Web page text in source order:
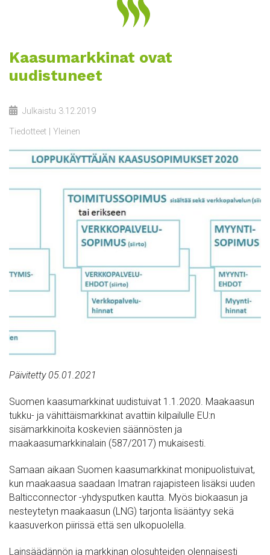
Kaasumarkkinat ovat
uudistuneet
Julkaistu 3.12.2019
Tiedotteet Yleinen
Päivitetty 05.01.2021
Suomen kaasumarkkinat uudistuivat 1.1.2020. Maakaasun
tukku- ja vähittäismarkkinat avattiin kilpailulle EU:n
sisämarkkinoita koskevien säännösten ja
maakaasumarkkinalain (587/2017) mukaisesti.
Samaan aikaan Suomen kaasumarkkinat monipuolistuivat,
kun maakaasua saadaan Imatran rajapisteen lisäksi uuden
Balticconnector -yhdysputken kautta. Myös biokaasun ja
nesteytetyn maakaasun (LNG) tarjonta lisääntyy sekä
kaasuverkon piirissä että sen ulkopuolella.
Lainsäädännön ja markkinan olosuhteiden olennaisesti